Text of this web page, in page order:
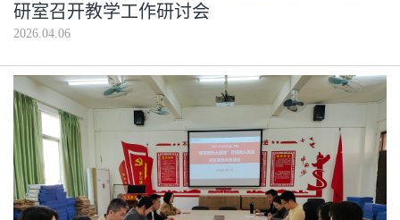
研室召开教学工作研讨会
2026.04.06